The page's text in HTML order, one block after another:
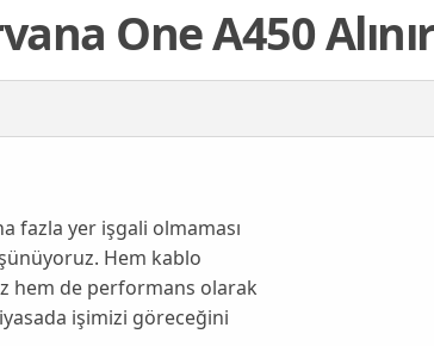
One A450
fazla yer işgali olmaması
Hem kablo
hem de performans olarak
işimizi göreceğini